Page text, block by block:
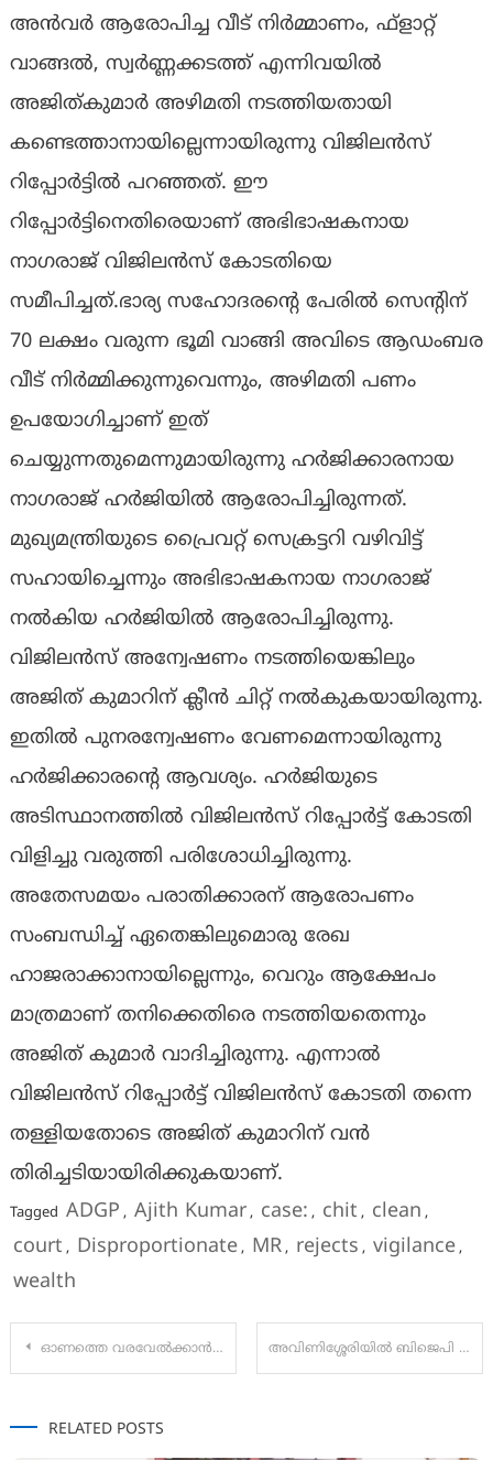
അൻവർ ആരോപിച്ച വീട് നിര്‍മ്മാണം, ഫ്ളാറ്റ്
വാങ്ങല്‍, സ്വര്‍ണ്ണക്കടത്ത് എന്നിവയില്‍
അജിത്കുമാര്‍ അഴിമതി നടത്തിയതായി
കണ്ടെത്താനായില്ലെന്നായിരുന്നു വിജിലന്‍സ്
റിപ്പോര്‍ട്ടില്‍ പറഞ്ഞത്. ഈ
റിപ്പോർട്ടിനെതിരെയാണ് അഭിഭാഷകനായ
നാഗരാജ് വിജിലൻസ് കോടതിയെ
സമീപിച്ചത്.ഭാര്യ സഹോദരന്‍റെ പേരിൽ സെന്‍റിന്
70 ലക്ഷം വരുന്ന ഭൂമി വാങ്ങി അവിടെ ആഡംബര
വീട് നിർമ്മിക്കുന്നുവെന്നും, അഴിമതി പണം
ഉപയോഗിച്ചാണ് ഇത്
ചെയ്യുന്നതുമെന്നുമായിരുന്നു ഹർജിക്കാരനായ
നാഗരാജ് ഹർജിയിൽ ആരോപിച്ചിരുന്നത്.
മുഖ്യമന്ത്രിയുടെ പ്രൈവറ്റ് സെക്രട്ടറി വഴിവിട്ട്
സഹായിച്ചെന്നും അഭിഭാഷകനായ നാഗരാജ്
നൽകിയ ഹർജിയിൽ ആരോപിച്ചിരുന്നു.
വിജിലൻസ് അന്വേഷണം നടത്തിയെങ്കിലും
അജിത് കുമാറിന് ക്ലീൻ ചിറ്റ് നൽകുകയായിരുന്നു.
ഇതിൽ പുനരന്വേഷണം വേണമെന്നായിരുന്നു
ഹർജിക്കാരന്‍റെ ആവശ്യം. ഹർജിയുടെ
അടിസ്ഥാനത്തിൽ വിജിലൻസ് റിപ്പോർട്ട് കോടതി
വിളിച്ചു വരുത്തി പരിശോധിച്ചിരുന്നു.
അതേസമയം പരാതിക്കാരന് ആരോപണം
സംബന്ധിച്ച് ഏതെങ്കിലുമൊരു രേഖ
ഹാജരാക്കാനായില്ലെന്നും, വെറും ആക്ഷേപം
മാത്രമാണ് തനിക്കെതിരെ നടത്തിയതെന്നും
അജിത് കുമാർ വാദിച്ചിരുന്നു. എന്നാൽ
വിജിലൻസ് റിപ്പോർട്ട് വിജിലൻസ് കോടതി തന്നെ
തള്ളിയതോടെ അജിത് കുമാറിന് വൻ
തിരിച്ചടിയായിരിക്കുകയാണ്.
Tagged ADGP , Ajith Kumar, case: , chit , clean ,
court , Disproportionate, MR, rejects , vigilance,
wealth
Post
ഓണത്തെ വരവേൽക്കാൻ ഹാന്റെക്സ് ഒരുങ്ങിക്കഴിഞ്ഞു.. അവിണിശ്ശേരിയിൽ ബിജെപി നേതാവിൻ്റെ വീട്ടിൽ 17 വോട്ടുകൾ ചേർത്തു;കൂടുതൽ രേഖകൾ പുറത്തുവിട്ട് സിപിഐ-എം
RELATED POSTS